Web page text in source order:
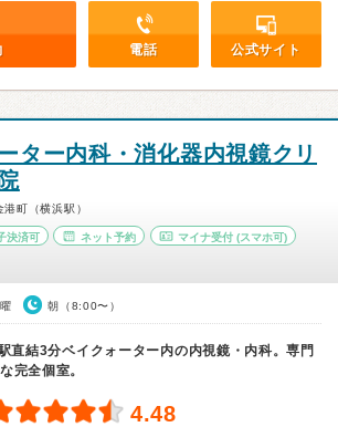
電話 公式サイト
ター内科・消化器内視鏡クリ
町（横浜駅）
決済可 ネット予約 マイナ受付 (スマホ可)
朝（8:00〜）
直結3分ベイクォーター内の内視鏡・内科。専門
完全個室。
4.48